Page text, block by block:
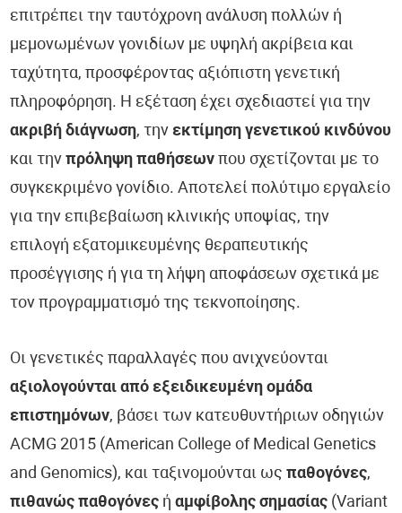
επιτρέπει την ταυτόχρονη ανάλυση πολλών ή
μεμονωμένων γονιδίων με υψηλή ακρίβεια και
ταχύτητα, προσφέροντας αξιόπιστη γενετική
πληροφόρηση. Η εξέταση έχει σχεδιαστεί για την
ακριβή διάγνωση, τηνεκτίμηση γενετικού κινδύνου
και τηνπρόληψη παθήσεων που σχετίζονται με το
συγκεκριμένο γονίδιο. Αποτελεί πολύτιμο εργαλείο
για την επιβεβαίωση κλινικής υποψίας, την
επιλογή εξατομικευμένης θεραπευτικής
προσέγγισης ή για τη λήψη αποφάσεων σχετικά με
τον προγραμματισμό της τεκνοποίησης.
Οι γενετικές παραλλαγές που ανιχνεύονται
αξιολογούνται από εξειδικευμένη ομάδα
επιστημόνων, βάσει των κατευθυντήριων οδηγιών
ACMG 2015 (American College of Medical Genetics
and Genomics), και ταξινομούνται ωςπαθογόνες,
πιθανώς παθογόνες ήαμφίβολης σημασίας (Variant